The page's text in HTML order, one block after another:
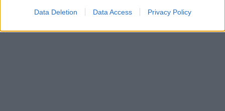
Data Deletion Data Access Privacy Policy